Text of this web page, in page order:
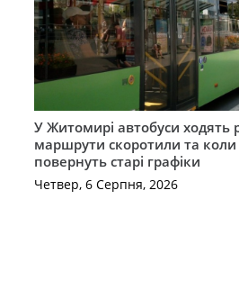
У Житомирі автобуси ходять
маршрути скоротили та коли
повернуть старі графіки
Четвер, 6 Серпня, 2026